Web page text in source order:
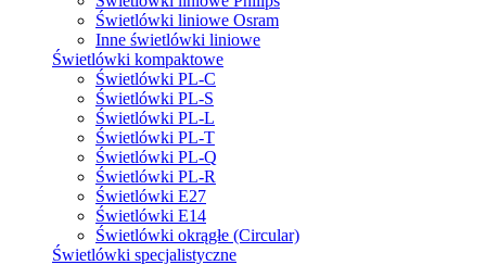
Świetlówki liniowe Osram
Inne świetlówki liniowe
Świetlówki kompaktowe
Świetlówki PL-C
Świetlówki PL-S
Świetlówki PL-L
Świetlówki PL-T
Świetlówki PL-Q
Świetlówki PL-R
Świetlówki E27
Świetlówki E14
Świetlówki okrągłe (Circular)
Świetlówki specjalistyczne